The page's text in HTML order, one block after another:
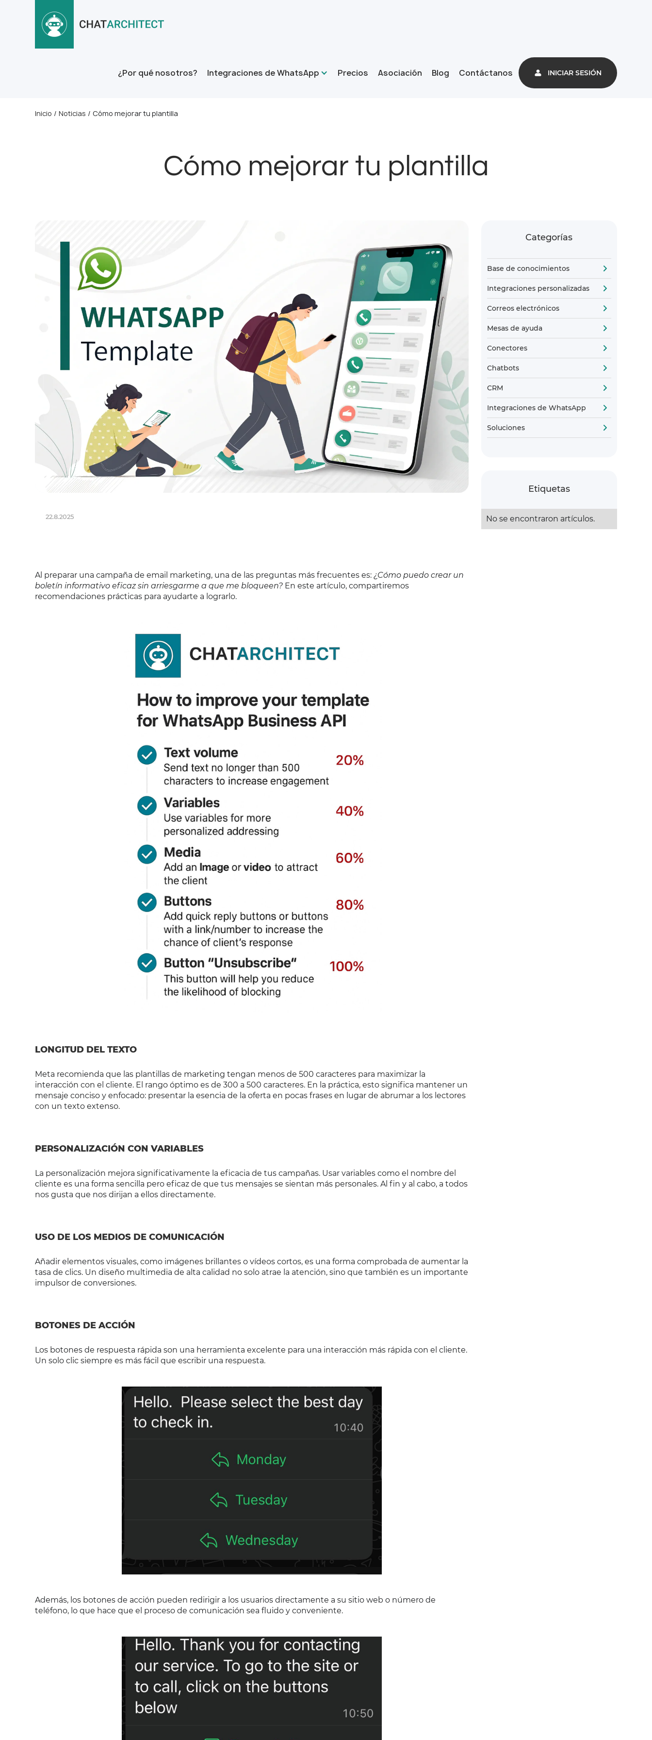
¿Por qué nosotros? Integraciones de WhatsApp Precios Asociación Blog Contáctanos INICIAR SESIÓN
Inicio / Noticias / Cómo mejorar tu plantilla
Cómo mejorar tu plantilla
22.8.2025
Al preparar una campaña de email marketing, una de las preguntas más frecuentes es: ¿Cómo puedo crear un
boletín informativo eficaz sin arriesgarme a que me bloqueen? En este artículo, compartiremos
recomendaciones prácticas para ayudarte a lograrlo.
LONGITUD DEL TEXTO
Meta recomienda que las plantillas de marketing tengan menos de 500 caracteres para maximizar la
interacción con el cliente. El rango óptimo es de 300 a 500 caracteres. En la práctica, esto significa mantener un
mensaje conciso y enfocado: presentar la esencia de la oferta en pocas frases en lugar de abrumar a los lectores
con un texto extenso.
PERSONALIZACIÓN CON VARIABLES
La personalización mejora significativamente la eficacia de tus campañas. Usar variables como el nombre del
cliente es una forma sencilla pero eficaz de que tus mensajes se sientan más personales. Al fin y al cabo, a todos
nos gusta que nos dirijan a ellos directamente.
USO DE LOS MEDIOS DE COMUNICACIÓN
Añadir elementos visuales, como imágenes brillantes o vídeos cortos, es una forma comprobada de aumentar la
tasa de clics. Un diseño multimedia de alta calidad no solo atrae la atención, sino que también es un importante
impulsor de conversiones.
BOTONES DE ACCIÓN
Los botones de respuesta rápida son una herramienta excelente para una interacción más rápida con el cliente.
Un solo clic siempre es más fácil que escribir una respuesta.
Además, los botones de acción pueden redirigir a los usuarios directamente a su sitio web o número de
teléfono, lo que hace que el proceso de comunicación sea fluido y conveniente.
Categorías
Base de conocimientos
Integraciones personalizadas
Correos electrónicos
Mesas de ayuda
Conectores
Chatbots
CRM
Integraciones de WhatsApp
Soluciones
Etiquetas
No se encontraron artículos.